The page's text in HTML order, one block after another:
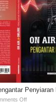
Penyiaran
Off